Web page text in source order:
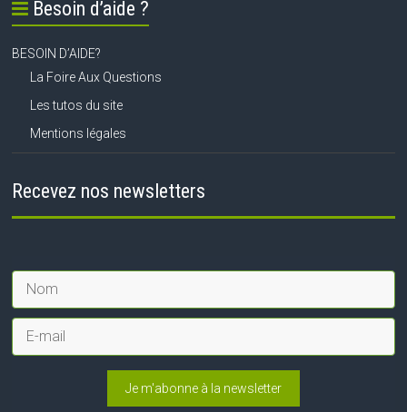
Besoin d’aide ?
BESOIN D’AIDE?
La Foire Aux Questions
Les tutos du site
Mentions légales
Recevez nos newsletters
Je m'abonne à la newsletter